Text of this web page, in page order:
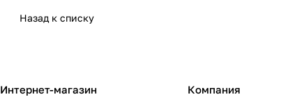
Назад к списку
Интернет-магазин Компания